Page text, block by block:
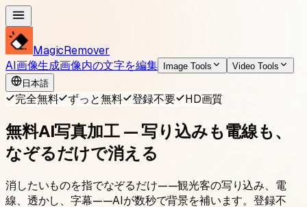
MagicRemover
AI画像生成画像内の文字を編集 Image Tools
Video Tools
日本語
完全無料 ずっと無料 登録不要 HD画質
無料AI写真加工 — 写り込みも電線も、
なぞるだけで消える
消したいものを指でなぞるだけ——観光客の写り込み、電
線、透かし、字幕——AIが数秒で背景を補います。登録不